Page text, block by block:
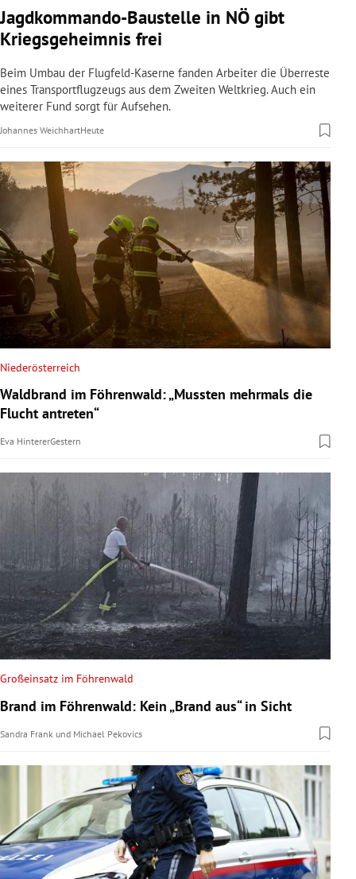
Jagdkommando-Baustelle in NÖ gibt
Kriegsgeheimnis frei
Beim Umbau der Flugfeld-Kaserne fanden Arbeiter die Überreste
eines Transportflugzeugs aus dem Zweiten Weltkrieg. Auch ein
weiterer Fund sorgt für Aufsehen.
Johannes WeichhartHeute
Niederösterreich
Waldbrand im Föhrenwald: „Mussten mehrmals die
Flucht antreten“
Eva HintererGestern
Großeinsatz im Föhrenwald
Brand im Föhrenwald: Kein „Brand aus“ in Sicht
Sandra Frank und Michael Pekovics